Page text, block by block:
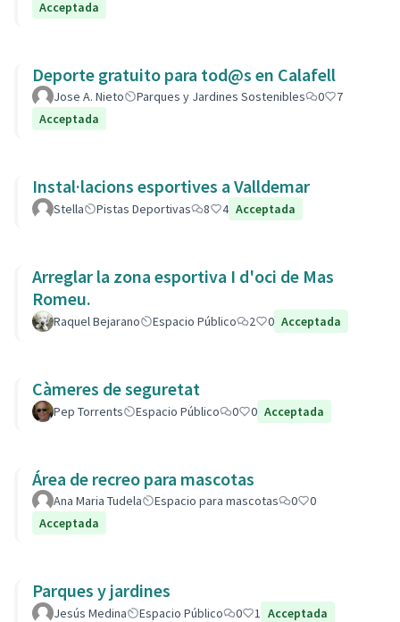
Acceptada
Deporte gratuito para tod@s en Calafell
Jose A. Nieto Parques y Jardines Sostenibles 0
7
Acceptada
Instal·lacions esportives a Valldemar
Stella Pistas Deportivas 8 4 Acceptada
Arreglar la zona esportiva I d'oci de Mas
Romeu.
Raquel Bejarano Espacio Público 2 0 Acceptada
Càmeres de seguretat
Pep Torrents Espacio Público 0 0 Acceptada
Área de recreo para mascotas
Ana Maria Tudela Espacio para mascotas 0
0
Acceptada
Parques y jardines
Jesús Medina Espacio Público 0 1 Acceptada